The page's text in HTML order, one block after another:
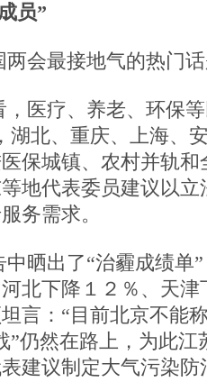
员”
两会最接地气的热门
医疗、养老、环保
湖北、重庆、上海、
保城镇、农村并轨和
地代表委员建议以
务需求。
晒出了“治霾成绩单
北下降１２％、天
言：“目前北京不能
”仍然在路上，为此
建议制定大气污染防